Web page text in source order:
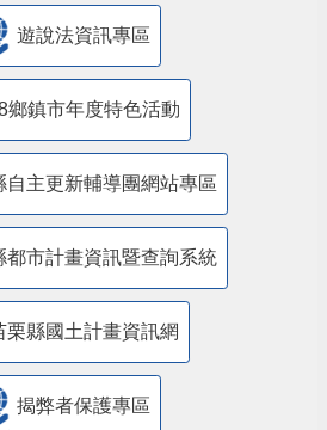
遊說法資訊專區
鄉鎮市年度特色活動
自主更新輔導團網站專區
都市計畫資訊暨查詢系統
栗縣國土計畫資訊網
揭弊者保護專區